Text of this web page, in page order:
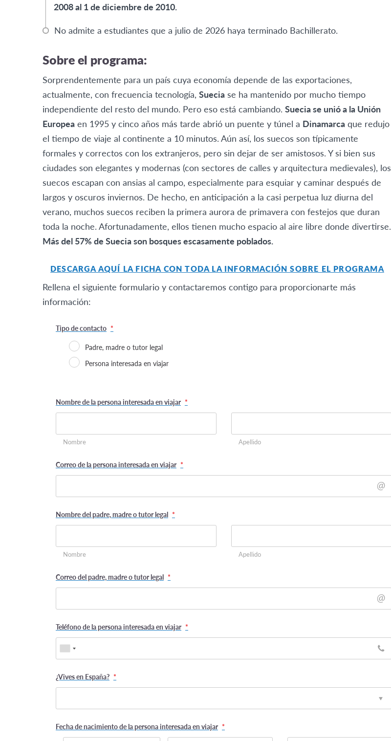
2008 al 1 de diciembre de 2010.
No admite a estudiantes que a julio de 2026 haya terminado Bachillerato.
Sobre el programa:
Sorprendentemente para un país cuya economía depende de las exportaciones,
actualmente, con frecuencia tecnología, Suecia se ha mantenido por mucho tiempo
independiente del resto del mundo. Pero eso está cambiando. Suecia se unió a la Unión
Europea en 1995 y cinco años más tarde abrió un puente y túnel a Dinamarca que redujo
el tiempo de viaje al continente a 10 minutos. Aún así, los suecos son típicamente
formales y correctos con los extranjeros, pero sin dejar de ser amistosos. Y si bien sus
ciudades son elegantes y modernas (con sectores de calles y arquitectura medievales), los
suecos escapan con ansias al campo, especialmente para esquiar y caminar después de
largos y oscuros inviernos. De hecho, en anticipación a la casi perpetua luz diurna del
verano, muchos suecos reciben la primera aurora de primavera con festejos que duran
toda la noche. Afortunadamente, ellos tienen mucho espacio al aire libre donde divertirse.
Más del 57% de Suecia son bosques escasamente poblados.
DESCARGA AQUÍ LA FICHA CON TODA LA INFORMACIÓN SOBRE EL PROGRAMA
Rellena el siguiente formulario y contactaremos contigo para proporcionarte más
información:
Tipo de contacto *
Padre, madre o tutor legal
Persona interesada en viajar
Nombre de la persona interesada en viajar *
Nombre Apellido
Correo de la persona interesada en viajar *
Nombre del padre, madre o tutor legal *
Nombre Apellido
Correo del padre, madre o tutor legal *
Teléfono de la persona interesada en viajar *
¿Vives en España? *
Fecha de nacimiento de la persona interesada en viajar *